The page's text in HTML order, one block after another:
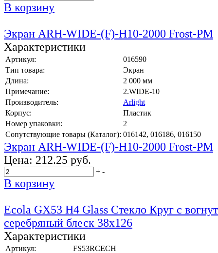
В корзину
Экран ARH-WIDE-(F)-H10-2000 Frost-PM
Характеристики
Артикул:
016590
Тип товара:
Экран
Длина:
2 000 мм
Примечание:
2.WIDE-10
Производитель:
Arlight
Корпус:
Пластик
Номер упаковки:
2
Сопутствующие товары (Каталог): 016142, 016186, 016150
Экран ARH-WIDE-(F)-H10-2000 Frost-PM
Цена: 212.25 руб.
+ -
В корзину
Ecola GX53 H4 Glass Стекло Круг с
серебряный блеск 38x126
Характеристики
Артикул: FS53RCECH